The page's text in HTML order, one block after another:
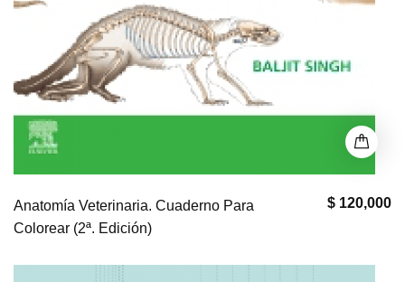
$ 120,000
Anatomía Veterinaria. Cuaderno Para
Colorear (2ª. Edición)